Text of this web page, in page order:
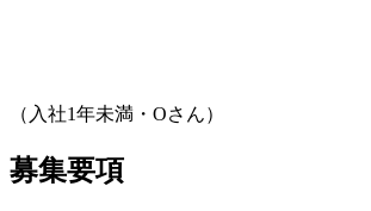
（入社1年未満・Oさん）
募集要項